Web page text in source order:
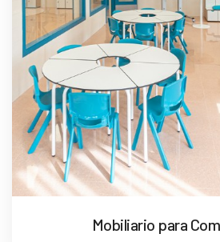
Mobiliario para